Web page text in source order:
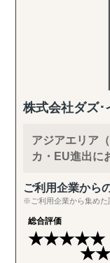
株式会社ダズ･
アジアエリア
カ・EU進出に
ご利用企業から
※ご利用企業から集めた
総合評価
★★★★★
★★